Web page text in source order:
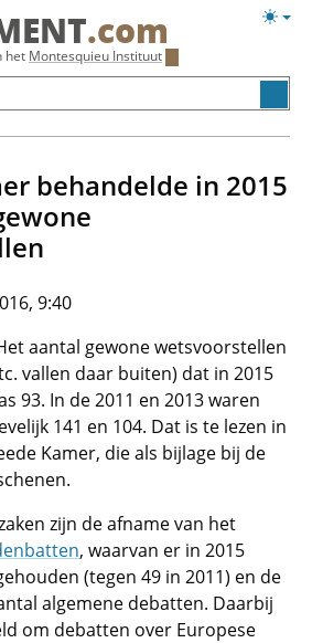
.com
het Montesquieu Instituut
behandelde in 2015
9:40
aantal gewone wetsvoorstellen
vallen daar buiten) dat in 2015
93. In de 2011 en 2013 waren
141 en 104. Dat is te lezen in
Kamer, die als bijlage bij de
zijn de afname van het
, waarvan er in 2015
(tegen 49 in 2011) en de
algemene debatten. Daarbij
om debatten over Europese